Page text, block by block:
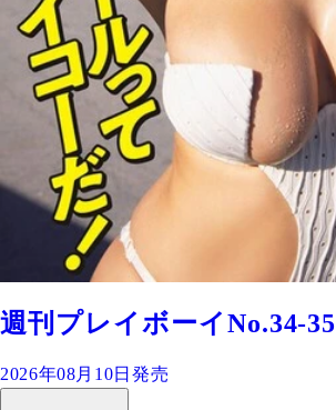
週刊プレイボーイNo.34-35
2026年08月10日発売